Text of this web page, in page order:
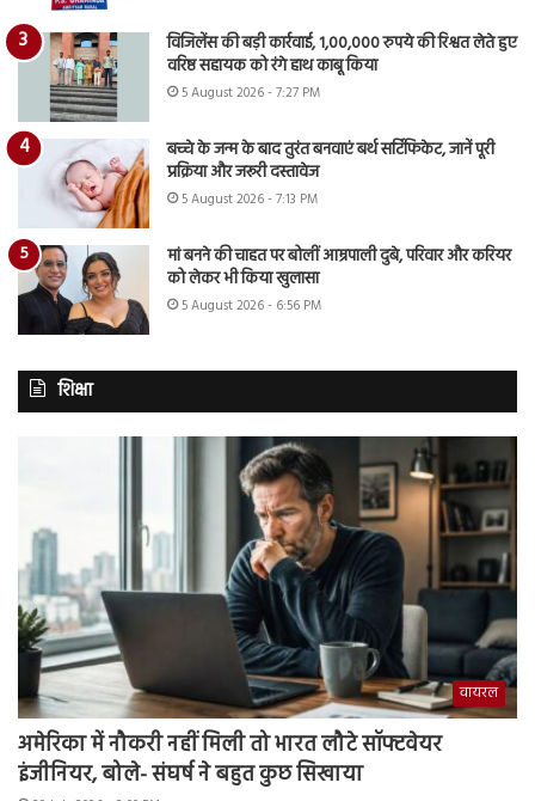
विजिलेंस की बड़ी कार्रवाई, 1,00,000 रुपये की रिश्वत लेते हुए
वरिष्ठ सहायक को रंगे हाथ काबू किया
5 August 2026 - 7:27 PM
बच्चे के जन्म के बाद तुरंत बनवाएं बर्थ सर्टिफिकेट, जानें पूरी
प्रक्रिया और जरूरी दस्तावेज
5 August 2026 - 7:13 PM
मां बनने की चाहत पर बोलीं आम्रपाली दुबे, परिवार और करियर
को लेकर भी किया खुलासा
5 August 2026 - 6:56 PM
शिक्षा
वायरल
अमेरिका में नौकरी नहीं मिली तो भारत लौटे सॉफ्टवेयर
इंजीनियर, बोले- संघर्ष ने बहुत कुछ सिखाया